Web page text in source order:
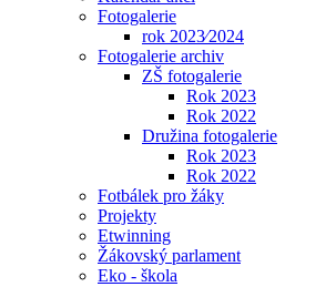
Fotogalerie
rok 2023⁄2024
Fotogalerie archiv
ZŠ fotogalerie
Rok 2023
Rok 2022
Družina fotogalerie
Rok 2023
Rok 2022
Fotbálek pro žáky
Projekty
Etwinning
Žákovský parlament
Eko - škola